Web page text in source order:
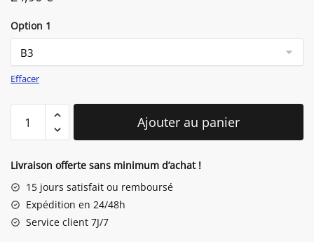
Option 1
Effacer
Ventilateur
Ajouter au panier
Livraison offerte sans minimum d’achat !
15 jours satisfait ou remboursé
Expédition en 24/48h
Service client 7J/7